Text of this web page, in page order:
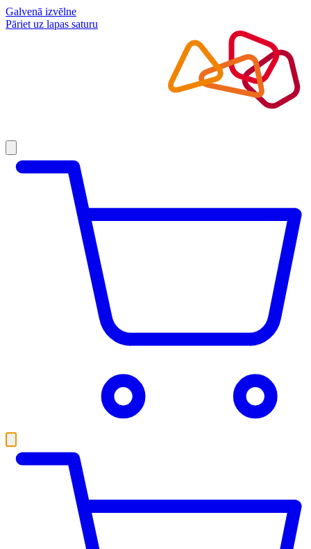
Galvenā izvēlne
Pāriet uz lapas saturu